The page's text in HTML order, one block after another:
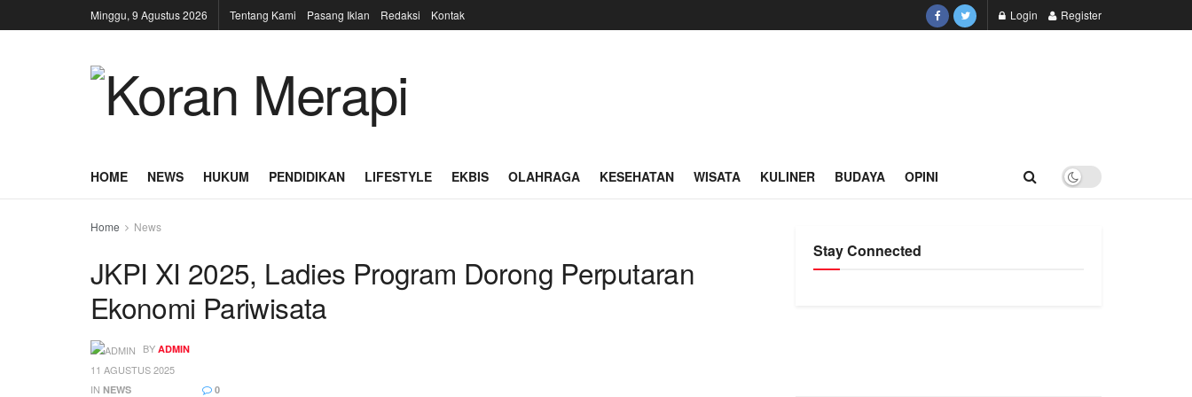
Minggu, 9 Agustus 2026 Tentang Kami Pasang Iklan Redaksi Kontak Login Register
HOME NEWS HUKUM PENDIDIKAN LIFESTYLE EKBIS OLAHRAGA KESEHATAN WISATA KULINER BUDAYA OPINI
Home News
JKPI XI 2025, Ladies Program Dorong Perputaran
Ekonomi Pariwisata
BY ADMIN
11 AGUSTUS 2025
IN NEWS 0
Stay Connected